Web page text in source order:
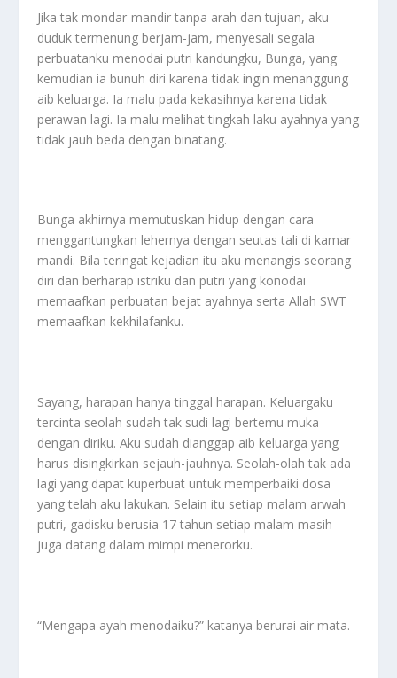
Jika tak mondar-mandir tanpa arah dan tujuan, aku
duduk termenung berjam-jam, menyesali segala
perbuatanku menodai putri kandungku, Bunga, yang
kemudian ia bunuh diri karena tidak ingin menanggung
aib keluarga. Ia malu pada kekasihnya karena tidak
perawan lagi. Ia malu melihat tingkah laku ayahnya yang
tidak jauh beda dengan binatang.
Bunga akhirnya memutuskan hidup dengan cara
menggantungkan lehernya dengan seutas tali di kamar
mandi. Bila teringat kejadian itu aku menangis seorang
diri dan berharap istriku dan putri yang konodai
memaafkan perbuatan bejat ayahnya serta Allah SWT
memaafkan kekhilafanku.
Sayang, harapan hanya tinggal harapan. Keluargaku
tercinta seolah sudah tak sudi lagi bertemu muka
dengan diriku. Aku sudah dianggap aib keluarga yang
harus disingkirkan sejauh-jauhnya. Seolah-olah tak ada
lagi yang dapat kuperbuat untuk memperbaiki dosa
yang telah aku lakukan. Selain itu setiap malam arwah
putri, gadisku berusia 17 tahun setiap malam masih
juga datang dalam mimpi menerorku.
“Mengapa ayah menodaiku?” katanya berurai air mata.